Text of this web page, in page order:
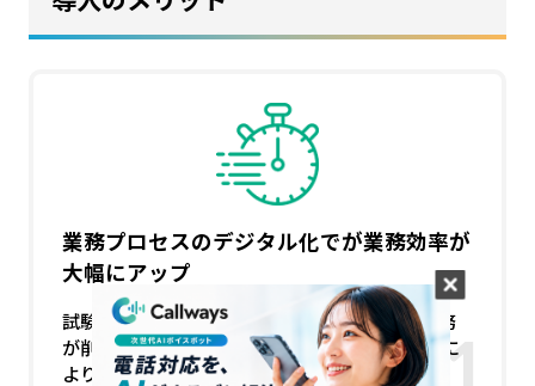
業務プロセスのデジタル化でが業務効率が
大幅にアップ
試験監督官や会場手配などの手間暇のかかる業務
が削減 各種印刷物の郵送が不要、且つ自動採点に
より業務スピードが大きく改善